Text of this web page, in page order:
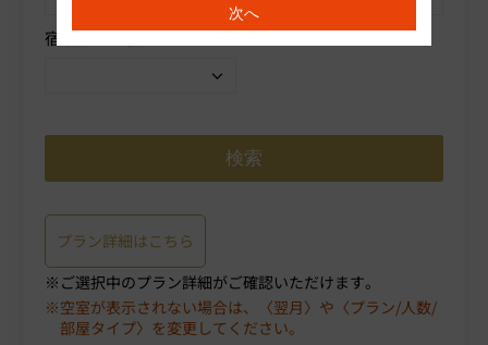
次へ
宿泊数を選択
プラン詳細はこちら
ご選択中のプラン詳細がご確認いただけます。
空室が表示されない場合は、〈翌月〉や〈プラン/人数/
部屋タイプ〉を変更してください。